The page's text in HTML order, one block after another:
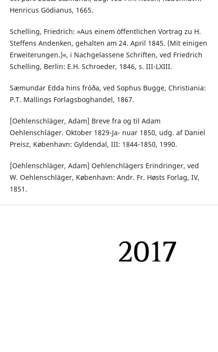
Henricus Gödianus, 1665.
Schelling, Friedrich: »Aus einem öffentlichen Vortrag zu H.
Steffens Andenken, gehalten am 24. April 1845. (Mit einigen
Erweiterungen.)«, i Nachgelassene Schriften, ved Friedrich
Schelling, Berlin: E.H. Schroeder, 1846, s. III-LXIII.
Sæmundar Edda hins fróða, ved Sophus Bugge, Christiania:
P.T. Mallings Forlagsboghandel, 1867.
[Oehlenschläger, Adam] Breve fra og til Adam
Oehlenschläger. Oktober 1829-Ja- nuar 1850, udg. af Daniel
Preisz, København: Gyldendal, III: 1844-1850, 1990.
[Oehlenschläger, Adam] Oehlenchlägers Erindringer, ved
W. Oehlenschläger, København: Andr. Fr. Høsts Forlag, IV,
1851.